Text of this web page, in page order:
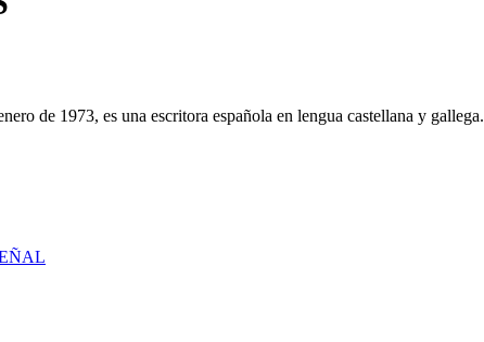
de 1973, es una escritora española en lengua castellana y gallega.